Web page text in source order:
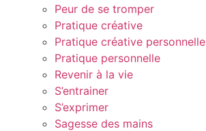
Peur de se tromper
Pratique créative
Pratique créative personnelle
Pratique personnelle
Revenir à la vie
S’entrainer
S’exprimer
Sagesse des mains